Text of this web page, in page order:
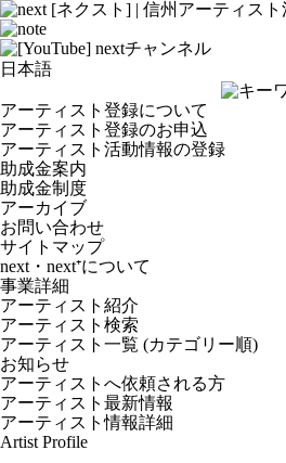
next・next⁺について
事業詳細
アーティスト紹介
アーティスト検索
アーティスト一覧 (カテゴリー順)
お知らせ
アーティストへ依頼される方
アーティスト最新情報
アーティスト登録について
アーティスト登録のお申込
アーティスト活動情報の登録
助成金案内
助成金制度
アーカイブ
お問い合わせ
サイトマップ
アーティスト情報詳細
Artist Profile